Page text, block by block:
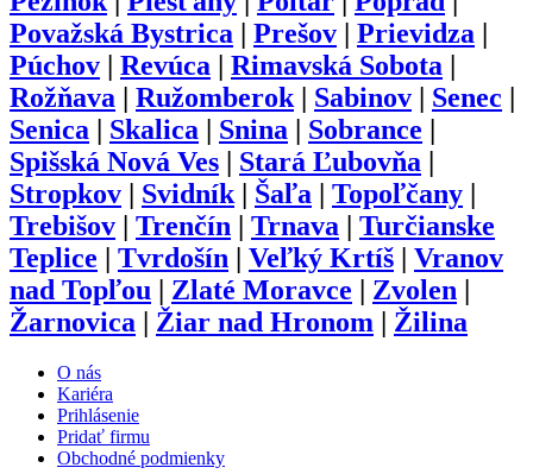
Považská Bystrica
Prešov Prievidza
Púchov
Revúca Rimavská Sobota
Rožňava
Ružomberok| Sabinov Senec
Senica
Skalica Snina Sobrance
Spišská Nová Ves
Stará Ľubovňa
Stropkov
Svidník| Šaľa Topoľčany
Trebišov
Trenčín Trnava
Turčianske
Teplice
Tvrdošín Veľký Krtíš
Vranov
nad Topľou
Zlaté Moravce Zvolen
Žarnovica
Žiar nad Hronom Žilina
O nás
Kariéra
Prihlásenie
Pridať firmu
Obchodné podmienky